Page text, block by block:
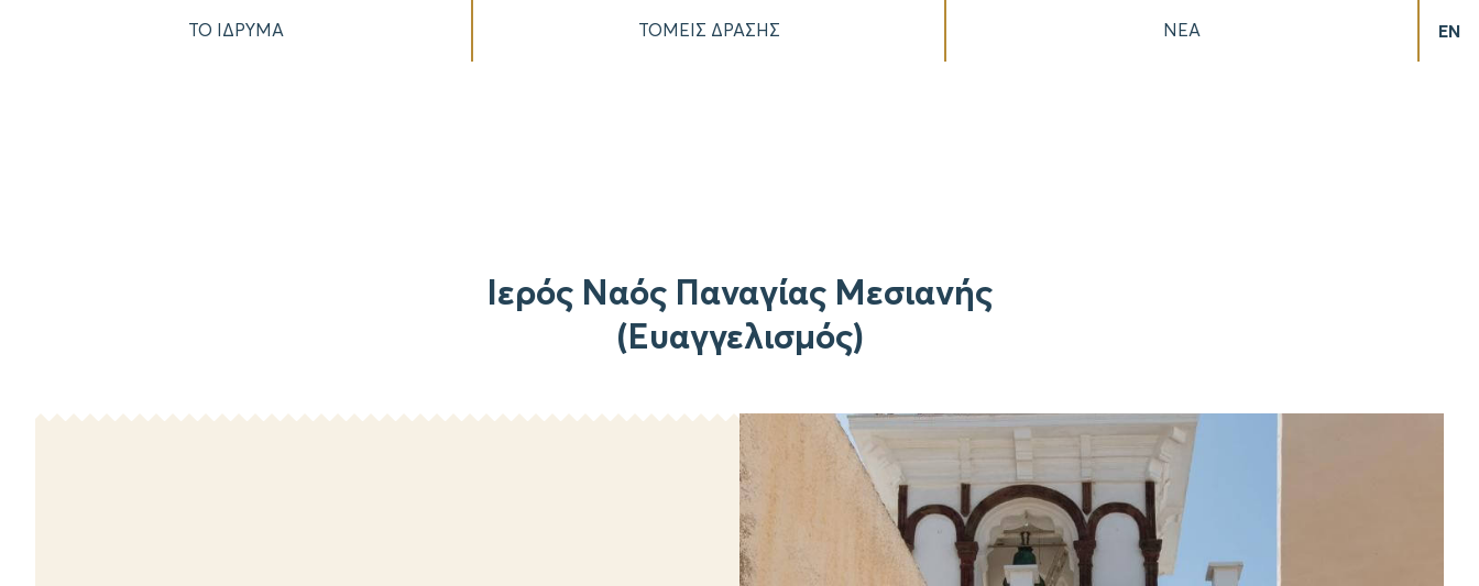
ΤΟ ΙΔΡΥΜΑ ΤΟΜΕΙΣ ΔΡΑΣΗΣ ΝΕΑ EN
Ιερός Ναός Παναγίας Μεσιανής
(Ευαγγελισμός)